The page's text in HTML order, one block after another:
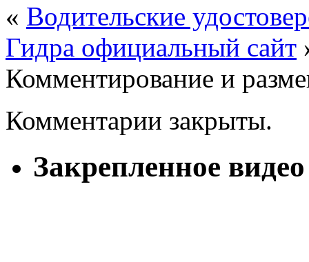
« Водительские
Гидра официальный сайт
Комментирование и
Комментарии закрыты.
Закрепленное видео